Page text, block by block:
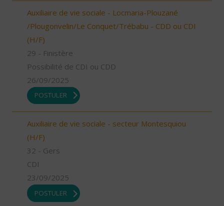
Auxiliaire de vie sociale - Locmaria-Plouzané
/Plougonvelin/Le Conquet/Trébabu - CDD ou CDI
(H/F)
29 - Finistère
Possibilité de CDI ou CDD
26/09/2025
POSTULER
Auxiliaire de vie sociale - secteur Montesquiou
(H/F)
32 - Gers
CDI
23/09/2025
POSTULER